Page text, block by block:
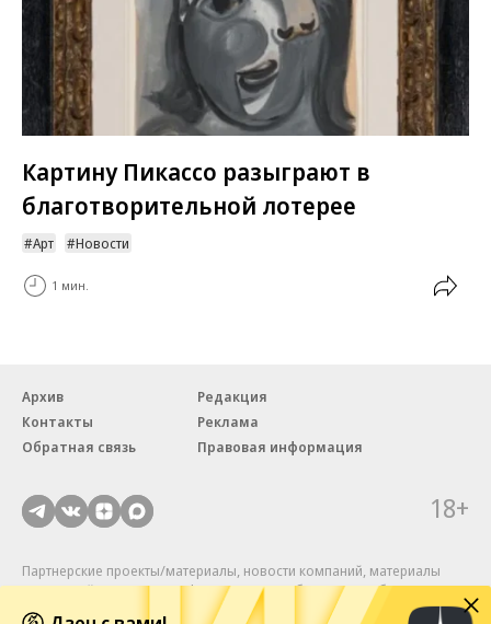
Картину Пикассо разыграют в
благотворительной лотерее
Арт Новости
1 мин.
Архив
Редакция
Контакты
Реклама
Обратная связь
Правовая информация
18+
Партнерские проекты/материалы, новости компаний, материалы
с пометкой «Промо» и «Официальное сообщение» опубликованы
на коммерческой основе.